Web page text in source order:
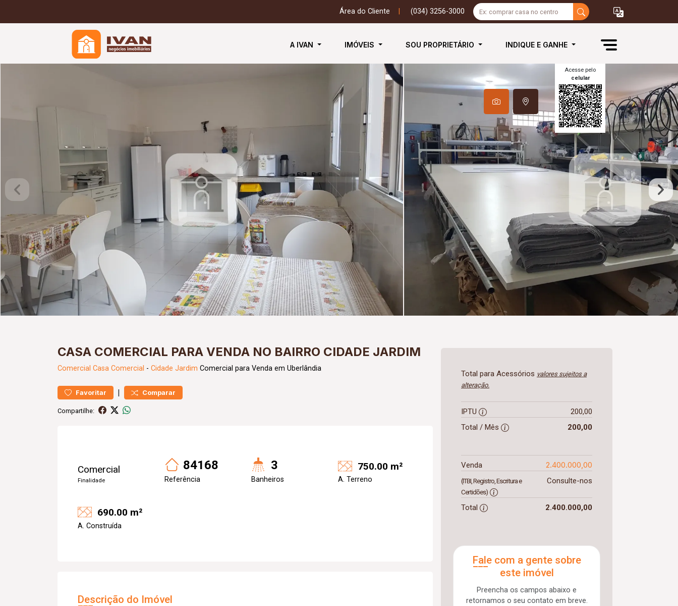
Área do Cliente (034) 3256-3000
A IVAN IMÓVEIS SOU PROPRIETÁRIO INDIQUE E GANHE
Acesse pelo
celular
CASA COMERCIAL PARA VENDA NO BAIRRO CIDADE JARDIM
Comercial Casa Comercial - Cidade Jardim Comercial para Venda em Uberlândia
Favoritar | Comparar
Compartilhe:
Comercial
Finalidade
84168
Referência
3
Banheiros
750.00 m²
A. Terreno
690.00 m²
A. Construída
Descrição do Imóvel
Total para Acessórios valores sujeitos a
alteração.
IPTU
200,00
Total / Mês
200,00
Venda 2.400.000,00
(ITBI, Registro, Escritura e
Certidões)
Consulte-nos
Total 2.400.000,00
Fale com a gente sobre
este imóvel
Preencha os campos abaixo e
retornamos o seu contato em breve.